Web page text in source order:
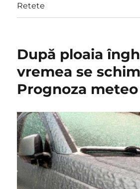
Retete
După ploaia
vremea se
Prognoza meteo